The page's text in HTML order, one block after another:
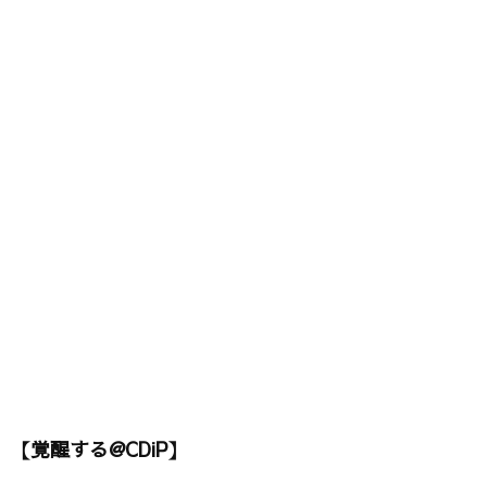
【覚醒する@CDiP】